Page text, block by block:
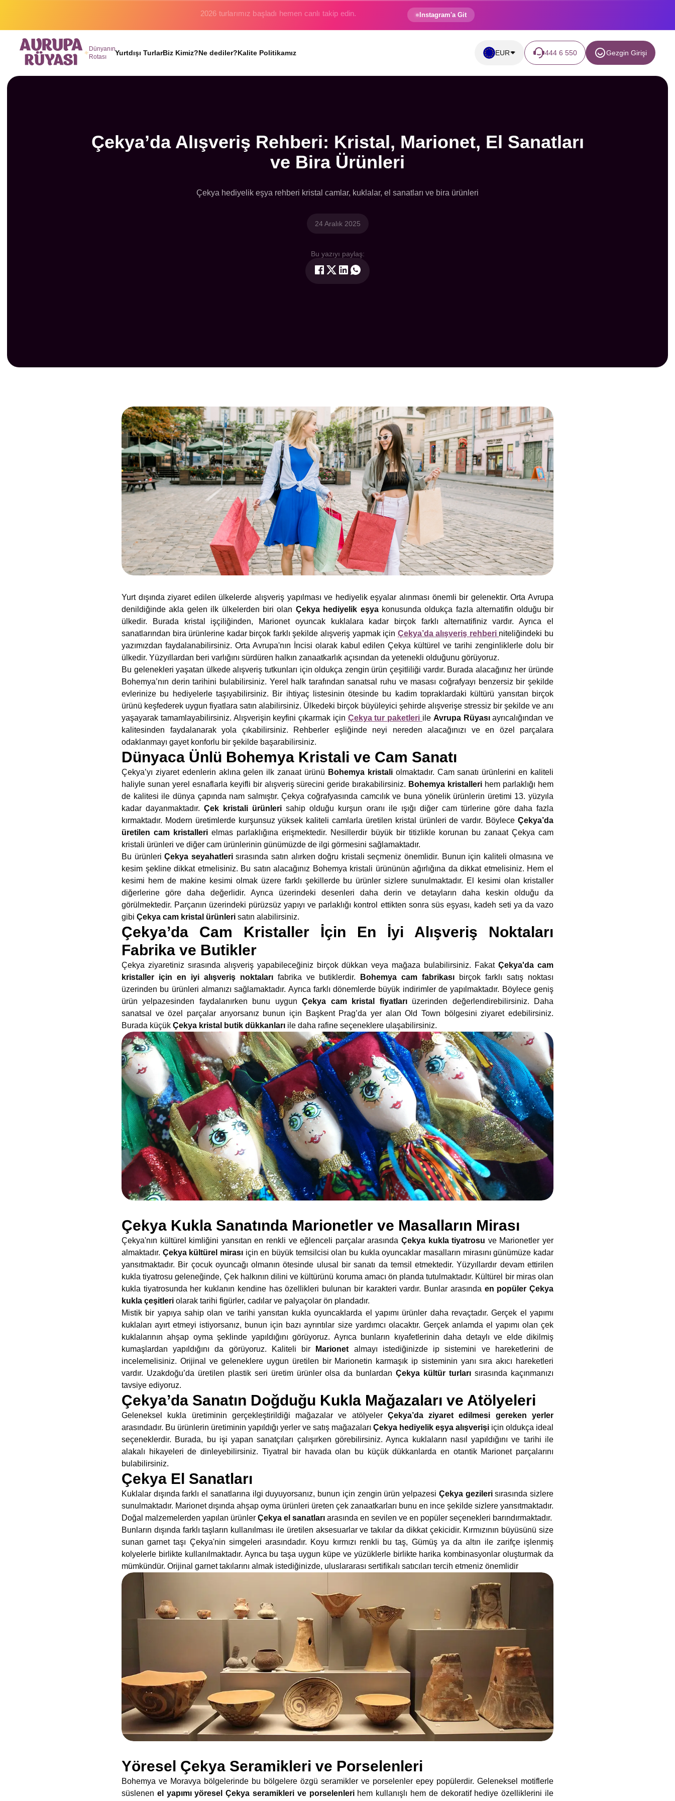
Binlerce gezginin hayali gerçek oluyor. Instagram'a Git
Dünyanın
Rotası
Yurtdışı TurlarBiz Kimiz?Ne dediler?Kalite Politikamız EUR 444 6 550 Gezgin Girişi
Çekya’da Alışveriş Rehberi: Kristal, Marionet, El Sanatları
ve Bira Ürünleri
Çekya hediyelik eşya rehberi kristal camlar, kuklalar, el sanatları ve bira ürünleri
24 Aralık 2025
Bu yazıyı paylaş:
Yurt dışında ziyaret edilen ülkelerde alışveriş yapılması ve hediyelik eşyalar alınması önemli bir gelenektir. Orta Avrupa
denildiğinde akla gelen ilk ülkelerden biri olan Çekya hediyelik eşya konusunda oldukça fazla alternatifin olduğu bir
ülkedir. Burada kristal işçiliğinden, Marionet oyuncak kuklalara kadar birçok farklı alternatifiniz vardır. Ayrıca el
sanatlarından bira ürünlerine kadar birçok farklı şekilde alışveriş yapmak için Çekya’da alışveriş rehberi niteliğindeki bu
yazımızdan faydalanabilirsiniz. Orta Avrupa'nın İncisi olarak kabul edilen Çekya kültürel ve tarihi zenginliklerle dolu bir
ülkedir. Yüzyıllardan beri varlığını sürdüren halkın zanaatkarlık açısından da yetenekli olduğunu görüyoruz.
Bu gelenekleri yaşatan ülkede alışveriş tutkunları için oldukça zengin ürün çeşitliliği vardır. Burada alacağınız her üründe
Bohemya’nın derin tarihini bulabilirsiniz. Yerel halk tarafından sanatsal ruhu ve masası coğrafyayı benzersiz bir şekilde
evlerinize bu hediyelerle taşıyabilirsiniz. Bir ihtiyaç listesinin ötesinde bu kadim topraklardaki kültürü yansıtan birçok
ürünü keşfederek uygun fiyatlara satın alabilirsiniz. Ülkedeki birçok büyüleyici şehirde alışverişe stressiz bir şekilde ve anı
yaşayarak tamamlayabilirsiniz. Alışverişin keyfini çıkarmak için Çekya tur paketleri ile Avrupa Rüyasıayrıcalığından ve
kalitesinden faydalanarak yola çıkabilirsiniz. Rehberler eşliğinde neyi nereden alacağınızı ve en özel parçalara
odaklanmayı gayet konforlu bir şekilde başarabilirsiniz.
Dünyaca Ünlü Bohemya Kristali ve Cam Sanatı
Çekya’yı ziyaret edenlerin aklına gelen ilk zanaat ürünü Bohemya kristaliolmaktadır. Cam sanatı ürünlerini en kaliteli
haliyle sunan yerel esnaflarla keyifli bir alışveriş sürecini geride bırakabilirsiniz. Bohemya kristalleri hem parlaklığı hem
de kalitesi ile dünya çapında nam salmıştır. Çekya coğrafyasında camcılık ve buna yönelik ürünlerin üretimi 13. yüzyıla
kadar dayanmaktadır.Çek kristali ürünleri sahip olduğu kurşun oranı ile ışığı diğer cam türlerine göre daha fazla
kırmaktadır. Modern üretimlerde kurşunsuz yüksek kaliteli camlarla üretilen kristal ürünleri de vardır. Böylece Çekya’da
üretilen cam kristalleri elmas parlaklığına erişmektedir. Nesillerdir büyük bir titizlikle korunan bu zanaat Çekya cam
kristali ürünleri ve diğer cam ürünlerinin günümüzde de ilgi görmesini sağlamaktadır.
Bu ürünleriÇekya seyahatlerisırasında satın alırken doğru kristali seçmeniz önemlidir. Bunun için kaliteli olmasına ve
kesim şekline dikkat etmelisiniz. Bu satın alacağınız Bohemya kristali ürününün ağırlığına da dikkat etmelisiniz. Hem el
kesimi hem de makine kesimi olmak üzere farklı şekillerde bu ürünler sizlere sunulmaktadır. El kesimi olan kristaller
diğerlerine göre daha değerlidir. Ayrıca üzerindeki desenleri daha derin ve detayların daha keskin olduğu da
görülmektedir. Parçanın üzerindeki pürüzsüz yapıyı ve parlaklığı kontrol ettikten sonra süs eşyası, kadeh seti ya da vazo
gibi Çekya cam kristal ürünleri satın alabilirsiniz.
Çekya’da Cam Kristaller İçin En İyi Alışveriş Noktaları
Fabrika ve Butikler
Çekya ziyaretiniz sırasında alışveriş yapabileceğiniz birçok dükkan veya mağaza bulabilirsiniz. FakatÇekya'da cam
kristaller için en iyi alışveriş noktalarıfabrika ve butiklerdir. Bohemya cam fabrikası birçok farklı satış noktası
üzerinden bu ürünleri almanızı sağlamaktadır. Ayrıca farklı dönemlerde büyük indirimler de yapılmaktadır. Böylece geniş
ürün yelpazesinden faydalanırken bunu uygunÇekya cam kristal fiyatlarıüzerinden değerlendirebilirsiniz. Daha
sanatsal ve özel parçalar arıyorsanız bunun için Başkent Prag’da yer alan Old Town bölgesini ziyaret edebilirsiniz.
Burada küçük Çekya kristal butik dükkanları ile daha rafine seçeneklere ulaşabilirsiniz.
Çekya Kukla Sanatında Marionetler ve Masalların Mirası
Çekya'nın kültürel kimliğini yansıtan en renkli ve eğlenceli parçalar arasında Çekya kukla tiyatrosu ve Marionetler yer
almaktadır. Çekya kültürel mirası için en büyük temsilcisi olan bu kukla oyuncaklar masalların mirasını günümüze kadar
yansıtmaktadır. Bir çocuk oyuncağı olmanın ötesinde ulusal bir sanatı da temsil etmektedir. Yüzyıllardır devam ettirilen
kukla tiyatrosu geleneğinde, Çek halkının dilini ve kültürünü koruma amacı ön planda tutulmaktadır. Kültürel bir miras olan
kukla tiyatrosunda her kuklanın kendine has özellikleri bulunan bir karakteri vardır. Bunlar arasında en popüler Çekya
kukla çeşitleri olarak tarihi figürler, cadılar ve palyaçolar ön plandadır.
Mistik bir yapıya sahip olan ve tarihi yansıtan kukla oyuncaklarda el yapımı ürünler daha revaçtadır. Gerçek el yapımı
kuklaları ayırt etmeyi istiyorsanız, bunun için bazı ayrıntılar size yardımcı olacaktır. Gerçek anlamda el yapımı olan çek
kuklalarının ahşap oyma şeklinde yapıldığını görüyoruz. Ayrıca bunların kıyafetlerinin daha detaylı ve elde dikilmiş
kumaşlardan yapıldığını da görüyoruz. Kaliteli bir
Marionet almayı istediğinizde ip sistemini ve hareketlerini de
incelemelisiniz. Orijinal ve geleneklere uygun üretilen bir Marionetin karmaşık ip sisteminin yanı sıra akıcı hareketleri
vardır. Uzakdoğu’da üretilen plastik seri üretim ürünler olsa da bunlardanÇekya kültür turları sırasında kaçınmanızı
tavsiye ediyoruz.
Çekya’da Sanatın Doğduğu Kukla Mağazaları ve Atölyeleri
Geleneksel kukla üretiminin gerçekleştirildiği mağazalar ve atölyeler Çekya’da ziyaret edilmesi gereken yerler
arasındadır. Bu ürünlerin üretiminin yapıldığı yerler ve satış mağazaları Çekya hediyelik eşya alışverişi için oldukça ideal
seçeneklerdir. Burada, bu işi yapan sanatçıları çalışırken görebilirsiniz. Ayrıca kuklaların nasıl yapıldığını ve tarihi ile
alakalı hikayeleri de dinleyebilirsiniz. Tiyatral bir havada olan bu küçük dükkanlarda en otantik Marionet parçalarını
bulabilirsiniz.
Çekya El Sanatları
Kuklalar dışında farklı el sanatlarına ilgi duyuyorsanız, bunun için zengin ürün yelpazesi Çekya gezilerisırasında sizlere
sunulmaktadır. Marionet dışında ahşap oyma ürünleri üreten çek zanaatkarları bunu en ince şekilde sizlere yansıtmaktadır.
Doğal malzemelerden yapılan ürünler Çekya el sanatları arasında en sevilen ve en popüler seçenekleri barındırmaktadır.
Bunların dışında farklı taşların kullanılması ile üretilen aksesuarlar ve takılar da dikkat çekicidir. Kırmızının büyüsünü size
sunan garnet taşı Çekya'nin simgeleri arasındadır. Koyu kırmızı renkli bu taş, Gümüş ya da altın ile zarifçe işlenmiş
kolyelerle birlikte kullanılmaktadır. Ayrıca bu taşa uygun küpe ve yüzüklerle birlikte harika kombinasyonlar oluşturmak da
mümkündür. Orijinal garnet takılarını almak istediğinizde, uluslararası sertifikalı satıcıları tercih etmeniz önemlidir
Yöresel Çekya Seramikleri ve Porselenleri
Bohemya ve Moravya bölgelerinde bu bölgelere özgü seramikler ve porselenler epey popülerdir. Geleneksel motiflerle
süslenen el yapımı yöresel Çekya seramikleri ve porselenlerihem kullanışlı hem de dekoratif hediye özelliklerini ile